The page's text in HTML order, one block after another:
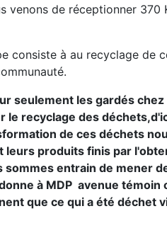
venons de réceptionner 370
consiste à au recyclage de
seulement les gardés
recyclage des
de ces déchets
leurs produits finis par
sommes entrain de mener
à MDP avenue témoin
que ce qui a été déchet